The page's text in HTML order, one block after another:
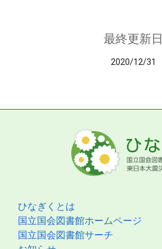
最終更新日
2020/12/31
ひなぎくとは
国立国会図書館ホームページ
国立国会図書館サーチ